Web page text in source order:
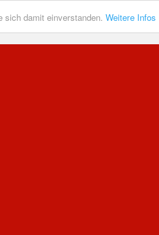
sich damit einverstanden. Weitere Infos